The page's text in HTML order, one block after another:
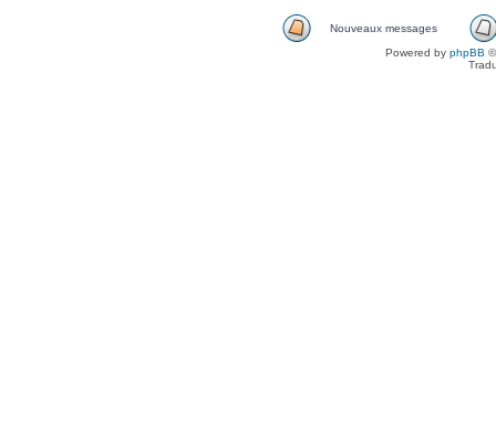
Nouveaux messages
Powered by phpBB